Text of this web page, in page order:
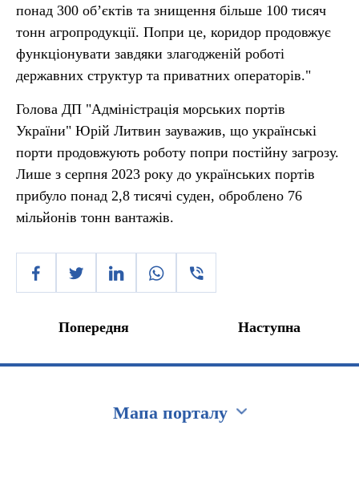
понад 300 об’єктів та знищення більше 100 тисяч
тонн агропродукції. Попри це, коридор продовжує
функціонувати завдяки злагодженій роботі
державних структур та приватних операторів."
Голова ДП "Адміністрація морських портів
України" Юрій Литвин зауважив, що українські
порти продовжують роботу попри постійну загрозу.
Лише з серпня 2023 року до українських портів
прибуло понад 2,8 тисячі суден, оброблено 76
мільйонів тонн вантажів.
Попередня Наступна
Мапа порталу